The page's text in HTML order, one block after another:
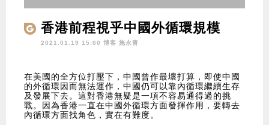
香港前程視乎中國外循環規模
2021.01.19 15:00 博客 施永青
在美國的全方位打壓下，中國曾作最壞打算，即使中國
的外循環因而無法運作，中國仍可以靠內循環繼續生存
及發展下去。這對香港無疑是一項不容易通得過的挑
戰。因為香港一直在中國外循環方面發揮作用，要轉去
內循環方面找角色，實在有難度。